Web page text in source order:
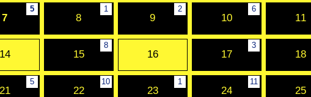
5
7
1
8
2
9
6
10 11
14
8
15 16
3
17 18
5
21
10
22
1
23
11
24 25